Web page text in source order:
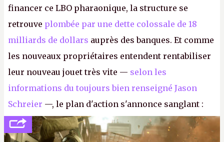
financer ce LBO pharaonique, la structure se
retrouve plombée par une dette colossale de 18
milliards de dollars auprès des banques. Et comme
les nouveaux propriétaires entendent rentabiliser
leur nouveau jouet très vite — selon les
informations du toujours bien renseigné Jason
Schreier —, le plan d'action s'annonce sanglant :
réductions de coûts drastiques, fermetures de
studios et licenciements massifs. En gros, essorer